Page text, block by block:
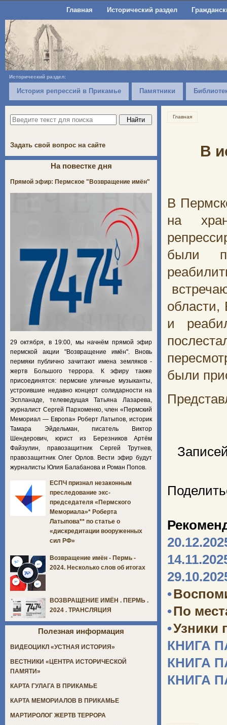
Главная Исторический раздел
Исторический раздел:
История репрессий в Прикамье Памятники
Главная
В
В
на
были
и
были
•
•По
•Узники
КНИГА
КНИГА
КНИГА
Задать свой вопрос на сайте
На повестке дня
Прямой эфир: Пермское "Возвращение имён"
29 октября, в 19:00, мы начнём прямой эфир
пермской акции "Возвращение имён". Вновь
пермяки публично зачитают имена земляков -
жертв Большого террора. К эфиру также
присоединятся: пермские уличные музыканты,
устроившие недавно концерт солидарности на
Эспланаде, телеведущая Татьяна Лазарева,
журналист Сергей Пархоменко, член «Пермский
Мемориал — Европа» Роберт Латыпов, историк
Тамара Эйдельман, писатель Виктор
Шендерович, юрист из Березников Артём
Файзулин, правозащитник Сергей Трутнев,
правозащитник Олег Орлов. Вести эфир будут
журналисты Юлия Балабанова и Роман Попов.
ЕСПЧ признал незаконным
преследование экс-
председателя «Пермского
Мемориала»* Роберта
Латыпова** по статье о
«дискредитации вооруженных
сил РФ»
Возвращение имён - Пермь -
2024. Несколько слов об итогах
ВОЗВРАЩЕНИЕ ИМЁН . ПЕРМЬ .
2024 . ТРАНСЛЯЦИЯ
Полезная информация
ВИДЕОЦИКЛ «УСТНАЯ ИСТОРИЯ»
ВЕСТНИКИ «ЦЕНТРА ИСТОРИЧЕСКОЙ
ПАМЯТИ»
КАРТА ГУЛАГА В ПРИКАМЬЕ
КАРТА МЕМОРИАЛОВ В ПРИКАМЬЕ
МАРТИРОЛОГ ЖЕРТВ ТЕРРОРА